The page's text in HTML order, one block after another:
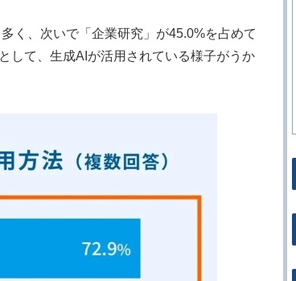
く、次いで「企業研究」が45.0%を占めて
して、生成AIが活用されている様子がうか